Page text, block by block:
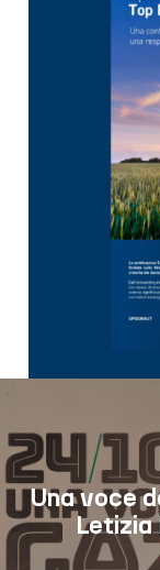
Una voce
Letizia